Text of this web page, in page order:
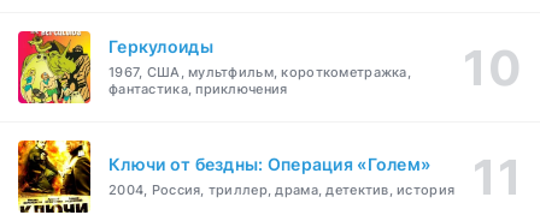
Геркулоиды
1967, США, мультфильм, короткометражка,
фантастика, приключения
Ключи от бездны: Операция «Голем»
2004, Россия, триллер, драма, детектив, история